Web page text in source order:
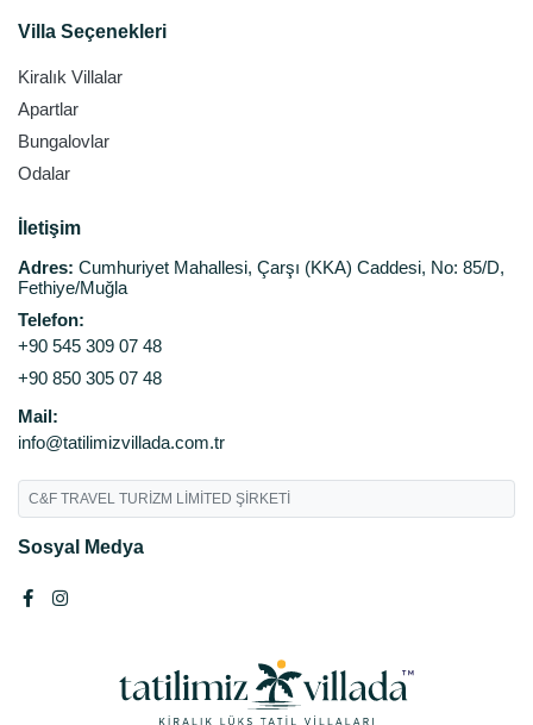
Villa Seçenekleri
Kiralık Villalar
Apartlar
Bungalovlar
Odalar
İletişim
Adres: Cumhuriyet Mahallesi, Çarşı (KKA) Caddesi, No: 85/D,
Fethiye/Muğla
Telefon:
+90 545 309 07 48
+90 850 305 07 48
Mail:
info@tatilimizvillada.com.tr
C&F TRAVEL TURİZM LİMİTED ŞİRKETİ
Sosyal Medya